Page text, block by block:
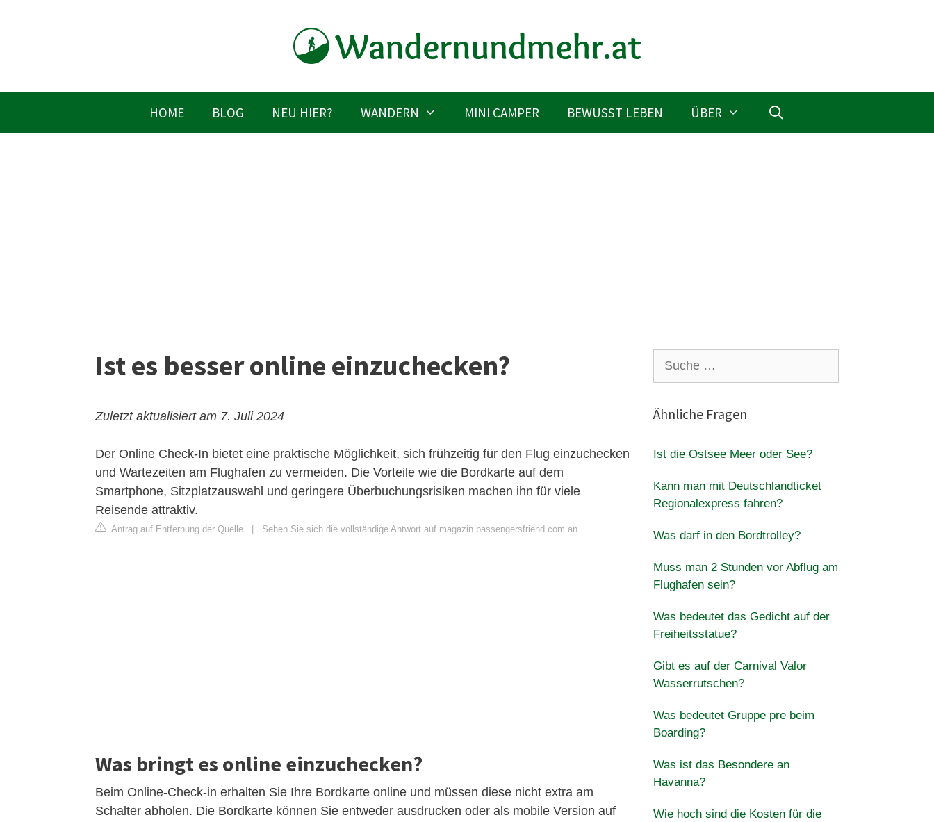
HOME BLOG NEU HIER? WANDERN MINI CAMPER BEWUSST LEBEN ÜBER
Ist es besser online einzuchecken?
Zuletzt aktualisiert am 7. Juli 2024
Der Online Check-In bietet eine praktische Möglichkeit, sich frühzeitig für den Flug einzuchecken
und Wartezeiten am Flughafen zu vermeiden. Die Vorteile wie die Bordkarte auf dem
Smartphone, Sitzplatzauswahl und geringere Überbuchungsrisiken machen ihn für viele
Reisende attraktiv.
Antrag auf Entfernung der Quelle Sehen Sie sich die vollständige Antwort auf magazin.passengersfriend.com an
Was bringt es online einzuchecken?
Beim Online-Check-in erhalten Sie Ihre Bordkarte online und müssen diese nicht extra am
Schalter abholen. Die Bordkarte können Sie entweder ausdrucken oder als mobile Version auf
nach:
Ähnliche Fragen
Ist die Ostsee Meer oder See?
Kann man mit Deutschlandticket
Regionalexpress fahren?
Was darf in den Bordtrolley?
Muss man 2 Stunden vor Abflug am
Flughafen sein?
Was bedeutet das Gedicht auf der
Freiheitsstatue?
Gibt es auf der Carnival Valor
Wasserrutschen?
Was bedeutet Gruppe pre beim
Boarding?
Was ist das Besondere an
Havanna?
Wie hoch sind die Kosten für die